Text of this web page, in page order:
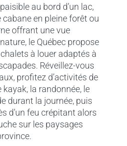
au bord d’un lac,
cabane en pleine forêt ou
offrant une vue
le Québec propose
à louer adaptés à
Réveillez-vous
profitez d’activités de
la randonnée, le
durant la journée, puis
d’un feu crépitant alors
sur les paysages